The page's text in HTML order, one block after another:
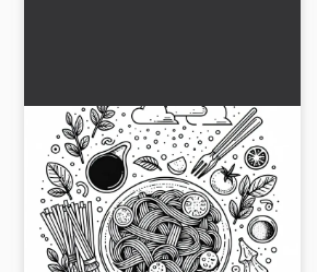
Image à colorier de pâtes
en plat principal –
Téléchargement gratuit
Le dessin à colorier montre de
délicieuses pâtes en plat principal.
Télécharge maintenant l'image